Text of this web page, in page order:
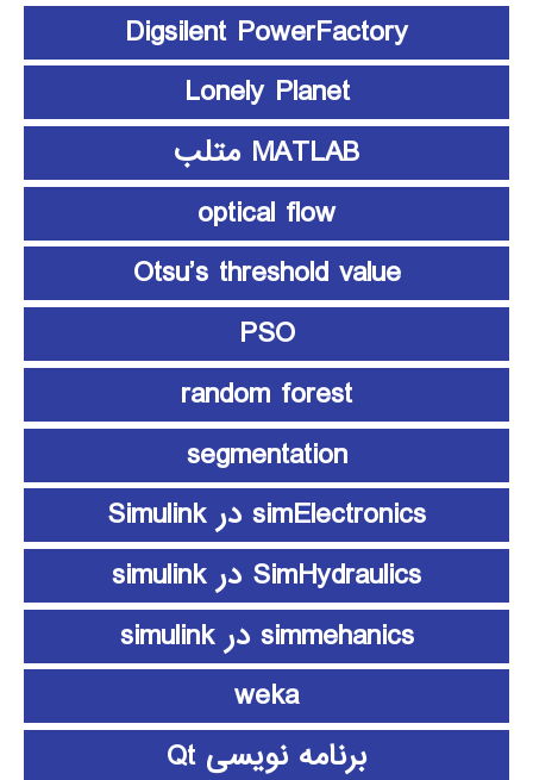
Digsilent PowerFactory
Lonely Planet
MATLAB متلب
optical flow
Otsu’s threshold value
PSO
random forest
segmentation
simElectronics در Simulink
SimHydraulics در simulink
simmehanics در simulink
weka
برنامه نویسی Qt